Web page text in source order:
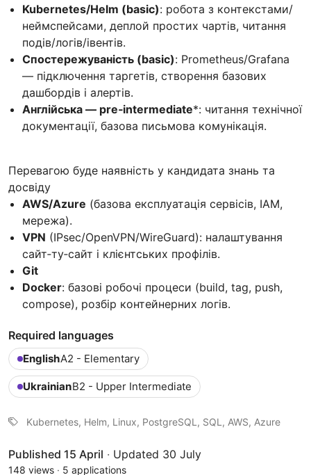
Kubernetes/Helm (basic): робота з контекстами/
неймспейсами, деплой простих чартів, читання
подів/логів/івентів.
Спостережуваність (basic): Prometheus/Grafana
— підключення таргетів, створення базових
дашбордів і алертів.
Англійська — pre‑intermediate*: читання технічної
документації, базова письмова комунікація.
Перевагою буде наявність у кандидата знань та
досвіду
AWS/Azure (базова експлуатація сервісів, IAM,
мережа).
VPN (IPsec/OpenVPN/WireGuard): налаштування
сайт‑ту‑сайт і клієнтських профілів.
Git
Docker: базові робочі процеси (build, tag, push,
compose), розбір контейнерних логів.
Required languages
EnglishA2 - Elementary
UkrainianB2 - Upper Intermediate
Kubernetes, Helm, Linux, PostgreSQL, SQL, AWS, Azure
Published 15 April · Updated 30 July
148 views · 5 applications